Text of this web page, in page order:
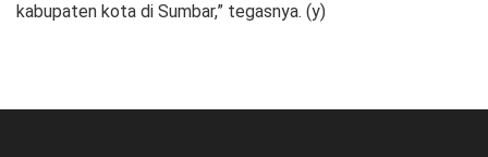
kabupaten kota di Sumbar,” tegasnya. (y)